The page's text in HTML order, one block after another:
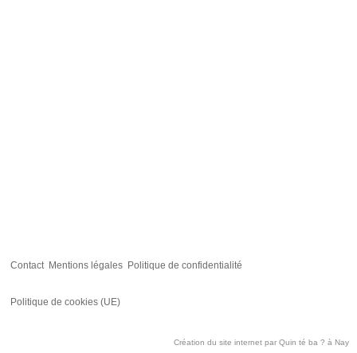
Contact Mentions légales Politique de confidentialité
Politique de cookies (UE)
Création du site internet par Quin té ba ? à Nay